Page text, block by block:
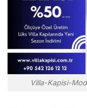
Villa-Kapisi-